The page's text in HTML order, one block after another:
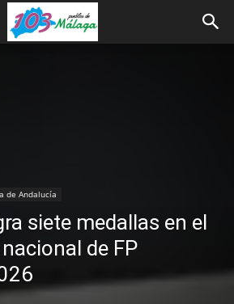
de Andalucía
siete medallas en el
de FP